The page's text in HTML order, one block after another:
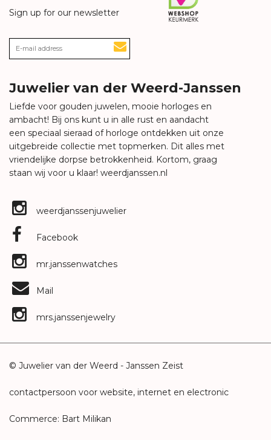
Sign up for our newsletter
Juwelier van der Weerd-Janssen
Liefde voor gouden juwelen, mooie horloges en
ambacht! Bij ons kunt u in alle rust en aandacht
een speciaal sieraad of horloge ontdekken uit onze
uitgebreide collectie met topmerken. Dit alles met
vriendelijke dorpse betrokkenheid. Kortom, graag
staan wij voor u klaar! weerdjanssen.nl
weerdjanssenjuwelier
Facebook
mr.janssenwatches
Mail
mrs.janssenjewelry
© Juwelier van der Weerd - Janssen Zeist
contactpersoon voor website, internet en electronic
Commerce: Bart Milikan